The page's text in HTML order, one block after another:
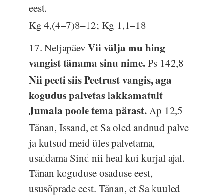
eest.
Kg 4,(4–7)8–12; Kg 1,1–18
17. NeljapäevVii välja mu hing
vangist tänama sinu nime.Ps 142,8
Nii peeti siis Peetrust vangis, aga
kogudus palvetas lakkamatult
Jumala poole tema pärast.Ap 12,5
Tänan, Issand, et Sa oled andnud palve
ja kutsud meid üles palvetama,
usaldama Sind nii heal kui kurjal ajal.
Tänan koguduse osaduse eest,
ususõprade eest. Tänan, et Sa kuuled